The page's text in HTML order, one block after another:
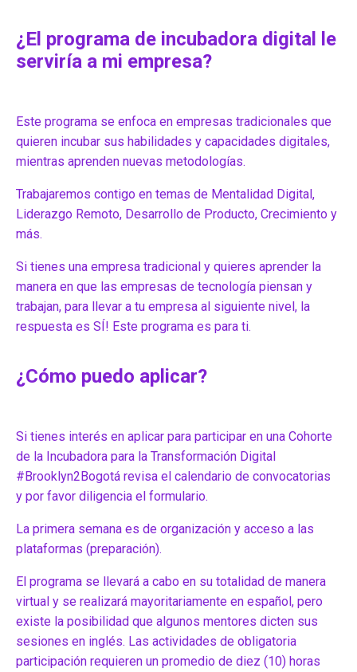
¿El programa de incubadora digital le
serviría a mi empresa?
Este programa se enfoca en empresas tradicionales que
quieren incubar sus habilidades y capacidades digitales,
mientras aprenden nuevas metodologías.
Trabajaremos contigo en temas de Mentalidad Digital,
Liderazgo Remoto, Desarrollo de Producto, Crecimiento y
más.
Si tienes una empresa tradicional y quieres aprender la
manera en que las empresas de tecnología piensan y
trabajan, para llevar a tu empresa al siguiente nivel, la
respuesta es SÍ! Este programa es para ti.
¿Cómo puedo aplicar?
Si tienes interés en aplicar para participar en una Cohorte
de la Incubadora para la Transformación Digital
#Brooklyn2Bogotá revisa el calendario de convocatorias
y por favor diligencia el formulario.
La primera semana es de organización y acceso a las
plataformas (preparación).
El programa se llevará a cabo en su totalidad de manera
virtual y se realizará mayoritariamente en español, pero
existe la posibilidad que algunos mentores dicten sus
sesiones en inglés. Las actividades de obligatoria
participación requieren un promedio de diez (10) horas